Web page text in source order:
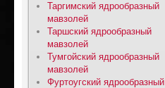
Таргимский ядрообразный
мавзолей
Таршский ядрообразный
мавзолей
Тумгойский ядрообразный
мавзолей
Фуртоугский ядрообразный